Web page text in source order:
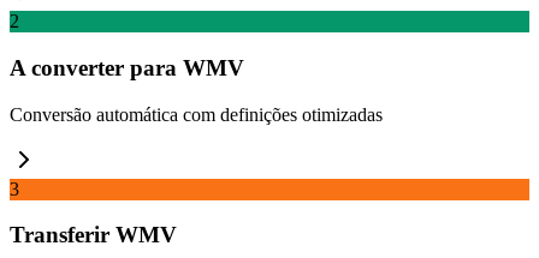
2
A converter para WMV
Conversão automática com definições otimizadas
3
Transferir WMV